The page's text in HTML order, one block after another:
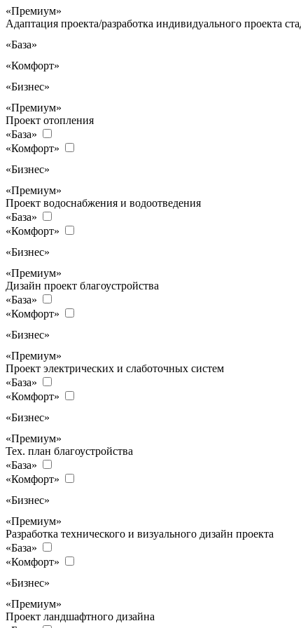
«Премиум»
Адаптация проекта/разработка индивидуального проекта
«База»
«Комфорт»
«Бизнес»
«Премиум»
Проект отопления
«База»
«Комфорт»
«Бизнес»
«Премиум»
Проект водоснабжения и водоотведения
«База»
«Комфорт»
«Бизнес»
«Премиум»
Дизайн проект благоустройства
«База»
«Комфорт»
«Бизнес»
«Премиум»
Проект электрических и слаботочных систем
«База»
«Комфорт»
«Бизнес»
«Премиум»
Тех. план благоустройства
«База»
«Комфорт»
«Бизнес»
«Премиум»
Разработка технического и визуального дизайн проекта
«База»
«Комфорт»
«Бизнес»
«Премиум»
Проект ландшафтного дизайна